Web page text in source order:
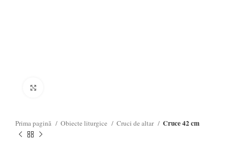
Prima pagină Obiecte liturgice Cruci de altar Cruce 42 cm